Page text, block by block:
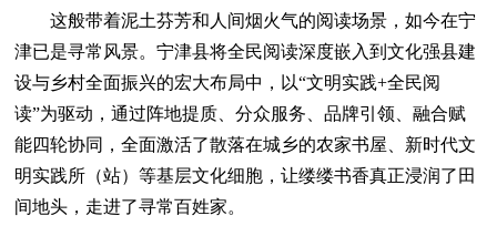
这般带着泥土芬芳和人间烟火气的阅读场景，如今在宁
津已是寻常风景。宁津县将全民阅读深度嵌入到文化强县建
设与乡村全面振兴的宏大布局中，以“文明实践+全民阅
读”为驱动，通过阵地提质、分众服务、品牌引领、融合赋
能四轮协同，全面激活了散落在城乡的农家书屋、新时代文
明实践所（站）等基层文化细胞，让缕缕书香真正浸润了田
间地头，走进了寻常百姓家。